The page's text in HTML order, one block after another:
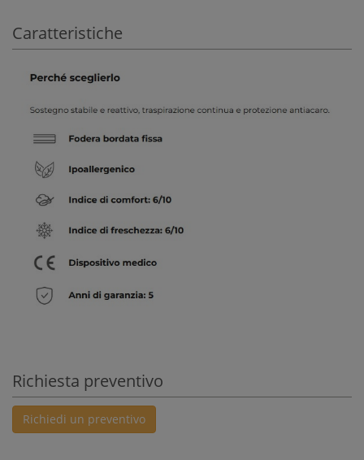
Caratteristiche
Richiesta preventivo
Richiedi un preventivo